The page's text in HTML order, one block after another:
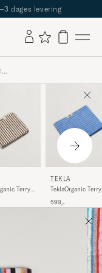
dages levering
Terry
TEKLA
TeklaOrganic Terry
Blue Stripes
599,-